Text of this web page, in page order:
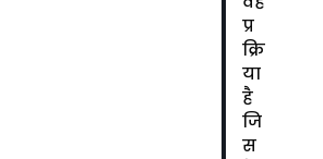
प्र
क्रि
या
है
जि
स